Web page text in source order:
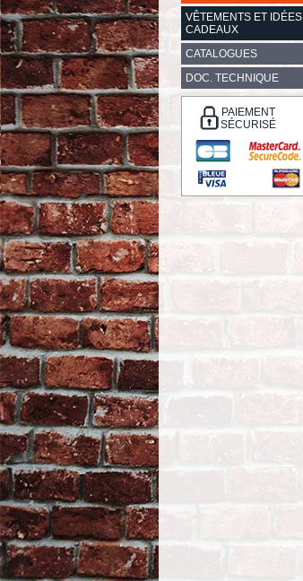
VÊTEMENTS ET IDÉES
CADEAUX
CATALOGUES
DOC. TECHNIQUE
PAIEMENT
SÉCURISÉ